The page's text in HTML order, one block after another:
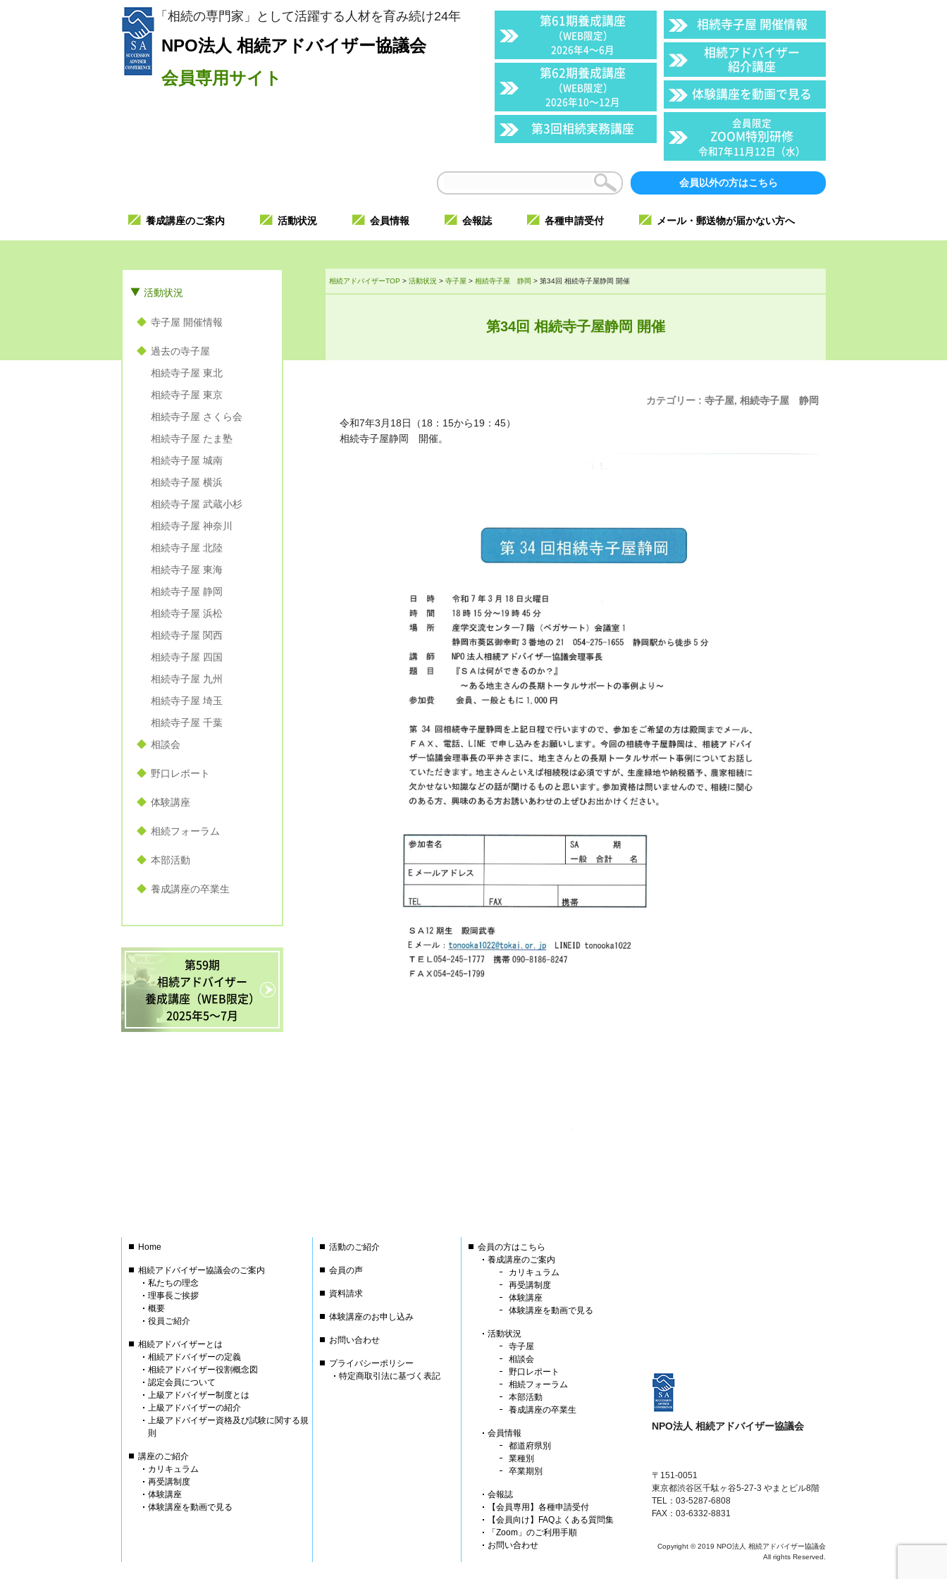
「相続の専門家」として活躍する人材を育み続け24年
NPO法人 相続アドバイザー協議会
会員専用サイト
第61期養成講座
（WEB限定）
2026年4〜6月
第62期養成講座
（WEB限定）
2026年10〜12月
第3回相続実務講座
相続寺子屋 開催情報
相続アドバイザー
紹介講座
体験講座を動画で見る
会員限定
ZOOM特別研修
令和7年11月12日（水）
会員以外の方はこちら
養成講座のご案内 活動状況 会員情報 会報誌 各種申請受付 メール・郵送物が届かない方へ
相続アドバイザーTOP > 活動状況 > 寺子屋 > 相続寺子屋 静岡 > 第34回 相続寺子屋静岡 開催
第34回 相続寺子屋静岡 開催
カテゴリー : 寺子屋, 相続寺子屋 静岡
令和7年3月18日（18：15から19：45）
相続寺子屋静岡 開催。
活動状況
寺子屋 開催情報
過去の寺子屋
相続寺子屋 東北
相続寺子屋 東京
相続寺子屋 さくら会
相続寺子屋 たま塾
相続寺子屋 城南
相続寺子屋 横浜
相続寺子屋 武蔵小杉
相続寺子屋 神奈川
相続寺子屋 北陸
相続寺子屋 東海
相続寺子屋 静岡
相続寺子屋 浜松
相続寺子屋 関西
相続寺子屋 四国
相続寺子屋 九州
相続寺子屋 埼玉
相続寺子屋 千葉
相談会
野口レポート
体験講座
相続フォーラム
本部活動
養成講座の卒業生
第59期
相続アドバイザー
養成講座（WEB限定）
2025年5〜7月
Home
相続アドバイザー協議会のご案内
私たちの理念
理事長ご挨拶
概要
役員ご紹介
相続アドバイザーとは
相続アドバイザーの定義
相続アドバイザー役割概念図
認定会員について
上級アドバイザー制度とは
上級アドバイザーの紹介
上級アドバイザー資格及び試験に関する規
則
講座のご紹介
カリキュラム
再受講制度
体験講座
体験講座を動画で見る
活動のご紹介
会員の声
資料請求
体験講座のお申し込み
お問い合わせ
プライバシーポリシー
特定商取引法に基づく表記
会員の方はこちら
養成講座のご案内
カリキュラム
再受講制度
体験講座
体験講座を動画で見る
活動状況
寺子屋
相談会
野口レポート
相続フォーラム
本部活動
養成講座の卒業生
会員情報
都道府県別
業種別
卒業期別
会報誌
【会員専用】各種申請受付
【会員向け】FAQよくある質問集
「Zoom」のご利用手順
お問い合わせ
NPO法人 相続アドバイザー協議会
〒151-0051
東京都渋谷区千駄ヶ谷5-27-3 やまとビル8階
TEL：03-5287-6808
FAX：03-6332-8831
Copyright © 2019 NPO法人 相続アドバイザー協議会
All rights Reserved.